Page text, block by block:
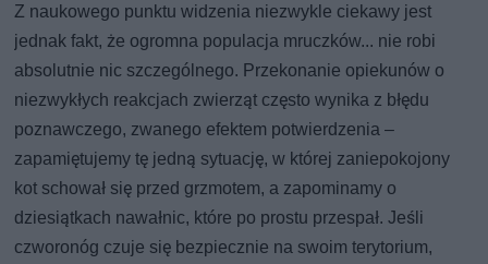
Z naukowego punktu widzenia niezwykle ciekawy jest
jednak fakt, że ogromna populacja mruczków... nie robi
absolutnie nic szczególnego. Przekonanie opiekunów o
niezwykłych reakcjach zwierząt często wynika z błędu
poznawczego, zwanego efektem potwierdzenia –
zapamiętujemy tę jedną sytuację, w której zaniepokojony
kot schował się przed grzmotem, a zapominamy o
dziesiątkach nawałnic, które po prostu przespał. Jeśli
czworonóg czuje się bezpiecznie na swoim terytorium,